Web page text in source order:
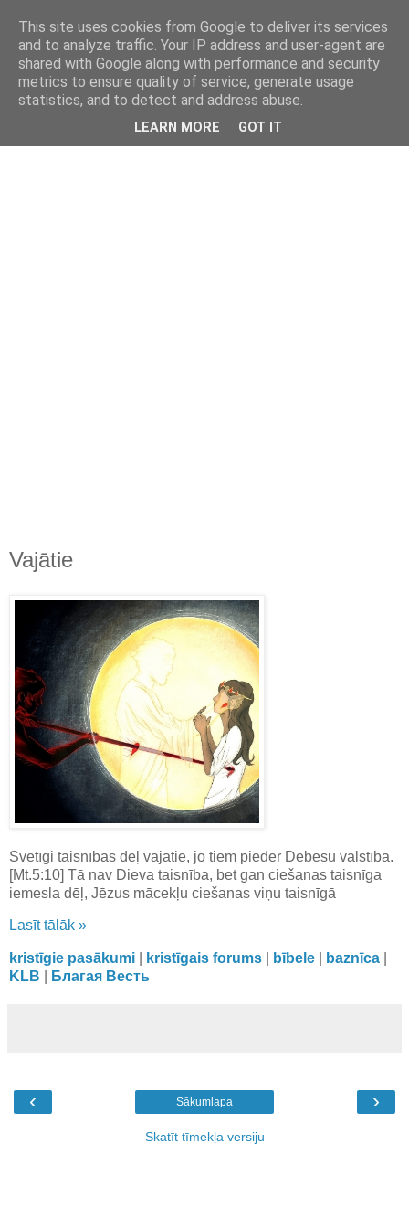
kristietim
viss, kas jāzin kristietim
Vajātie
Svētīgi taisnības dēļ vajātie, jo tiem pieder Debesu valstība.
[Mt.5:10] Tā nav Dieva taisnība, bet gan ciešanas taisnīga
iemesla dēļ, Jēzus mācekļu ciešanas viņu taisnīgā
Lasīt tālāk »
kristīgie pasākumi kristīgais forums bībele baznīca
KLB
Благая Весть
‹ ›
Sākumlapa
Skatīt tīmekļa versiju
This site uses cookies from Google to deliver its services
and to analyze traffic. Your IP address and user-agent are
shared with Google along with performance and security
metrics to ensure quality of service, generate usage
statistics, and to detect and address abuse.
LEARN MORE GOT IT